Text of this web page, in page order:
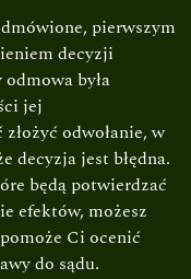
pierwszym
decyzji
była
jej
odwołanie, w
decyzja jest błędna.
będą potwierdzać
efektów, możesz
Ci ocenić
do sądu.